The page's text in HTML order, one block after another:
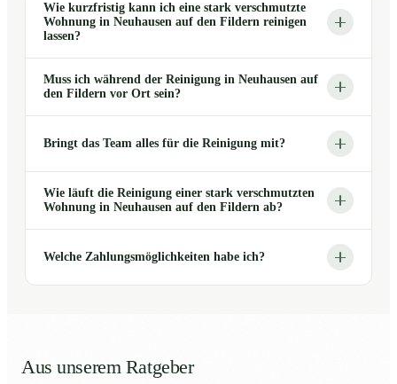
Wie kurzfristig kann ich eine stark verschmutzte
Wohnung in Neuhausen auf den Fildern reinigen
lassen?
Muss ich während der Reinigung in Neuhausen auf
den Fildern vor Ort sein?
Bringt das Team alles für die Reinigung mit?
Wie läuft die Reinigung einer stark verschmutzten
Wohnung in Neuhausen auf den Fildern ab?
Welche Zahlungsmöglichkeiten habe ich?
Aus unserem Ratgeber